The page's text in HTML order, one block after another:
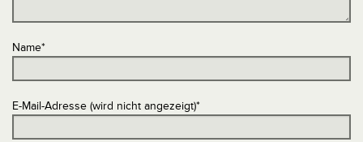
Name*
E-Mail-Adresse (wird nicht angezeigt)*